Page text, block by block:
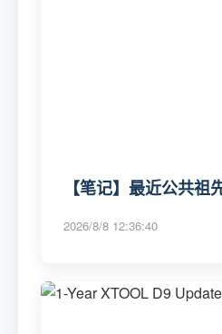
【笔记】最近公共祖
2026/8/8 12:36:40